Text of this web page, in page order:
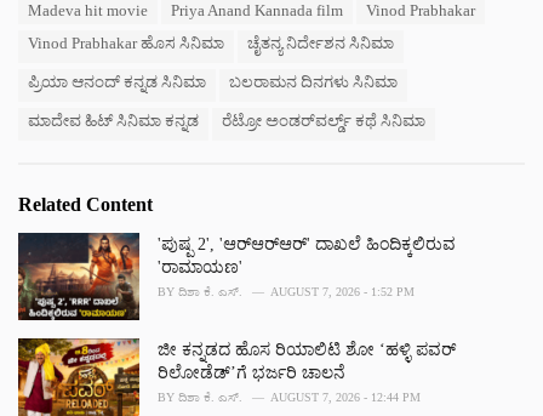
Madeva hit movie
Priya Anand Kannada film
Vinod Prabhakar
Vinod Prabhakar ಹೊಸ ಸಿನಿಮಾ
ಚೈತನ್ಯ ನಿರ್ದೇಶನ ಸಿನಿಮಾ
ಪ್ರಿಯಾ ಆನಂದ್ ಕನ್ನಡ ಸಿನಿಮಾ ಬಲರಾಮನ ದಿನಗಳು ಸಿನಿಮಾ
ಮಾದೇವ ಹಿಟ್ ಸಿನಿಮಾ ಕನ್ನಡ ರೆಟ್ರೋ ಅಂಡರ್‌ವರ್ಲ್ಡ್ ಕಥೆ ಸಿನಿಮಾ
Related Content
'ಪುಷ್ಪ 2', 'ಆರ್‌ಆರ್‌ಆರ್' ದಾಖಲೆ ಹಿಂದಿಕ್ಕಲಿರುವ
'ರಾಮಾಯಣ'
BY ದಿಶಾ ಕೆ. ಎಸ್. AUGUST 7, 2026 - 1:52 PM
ಜೀ ಕನ್ನಡದ ಹೊಸ ರಿಯಾಲಿಟಿ ಶೋ ‘ಹಳ್ಳಿ ಪವರ್
ರಿಲೋಡೆಡ್’ಗೆ ಭರ್ಜರಿ ಚಾಲನೆ
BY ದಿಶಾ ಕೆ. ಎಸ್. AUGUST 7, 2026 - 12:44 PM